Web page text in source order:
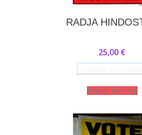
RADJA
25,00 €
Rupture de stock